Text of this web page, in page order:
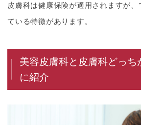
皮膚科は健康保険が適用されますが
ている特徴があります。
美容皮膚科と皮膚科どっち
に紹介